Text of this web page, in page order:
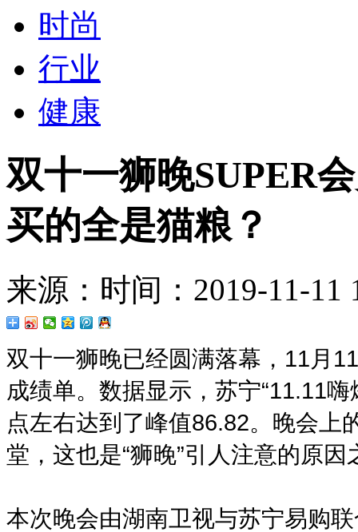
时尚
行业
健康
双十一狮晚SUPER
买的全是猫粮？
来源： 时间：2019-11-11
双十一狮晚已经圆满落幕，11月
成绩单。数据显示，苏宁“11.11
点左右达到了峰值86.82。晚会上
堂，这也是“狮晚”引人注意的原因
本次晚会由湖南卫视与苏宁易购